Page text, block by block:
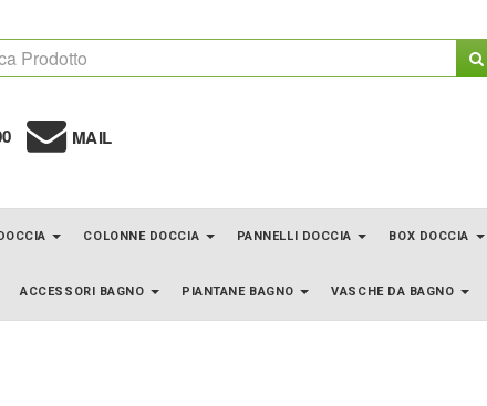
MAIL
COLONNE DOCCIA PANNELLI DOCCIA BOX DOCCIA
ACCESSORI BAGNO PIANTANE BAGNO VASCHE DA BAGNO